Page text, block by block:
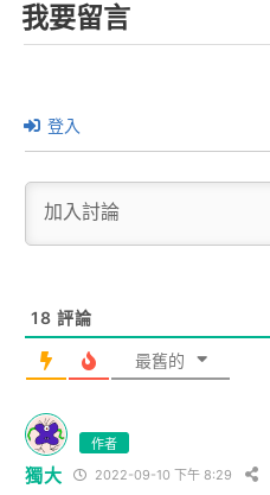
我要留言
登入
18 評論
最舊的
作者
獨大 2022-09-10 下午 8:29